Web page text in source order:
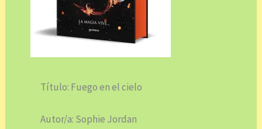
Título: Fuego en el cielo
Autor/a: Sophie Jordan